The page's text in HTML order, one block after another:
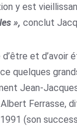
y est
», conclut
d’être et d’avoir
quelques
Jean-
Ferrasse,
(son